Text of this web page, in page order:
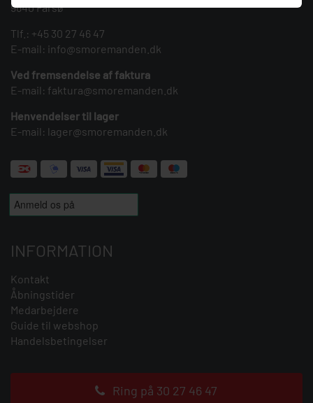
9640 Farsø
Tlf.: +45 30 27 46 47
E-mail: info@smoremanden.dk
Ved fremsendelse af faktura
E-mail: faktura@smoremanden.dk
Henvendelser til lager
E-mail: lager@smoremanden.dk
INFORMATION
Kontakt
Åbningstider
Medarbejdere
Guide til webshop
Handelsbetingelser
Ring på 30 27 46 47